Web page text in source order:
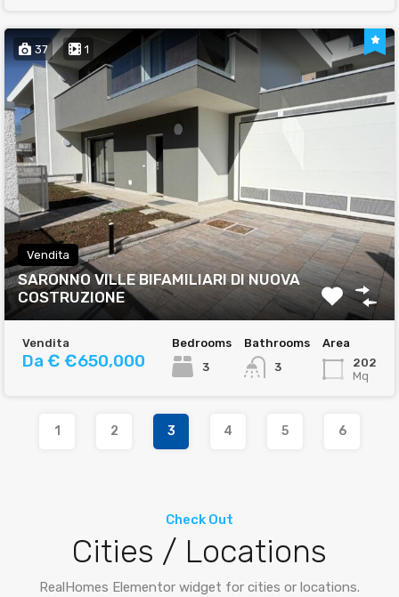
37 1
Vendita
SARONNO VILLE BIFAMILIARI DI NUOVA
COSTRUZIONE
Vendita
Da € €650,000
Bedrooms
3
Bathrooms
3
Area
202
Mq
1 2 3 4 5 6
Check Out
Cities / Locations
RealHomes Elementor widget for cities or locations.